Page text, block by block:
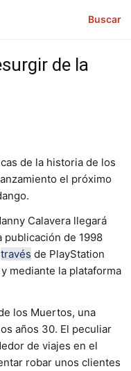
Buscar
de la
de la historia de los
el próximo
Calavera llegará
publicación de 1998
través de PlayStation
mediante la plataforma
los Muertos, una
años 30. El peculiar
de viajes en el
robar unos clientes